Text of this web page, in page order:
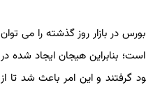
در بازار روز گذشته را می توان
بنابراین هیجان ایجاد شده در
و این امر باعث شد تا از